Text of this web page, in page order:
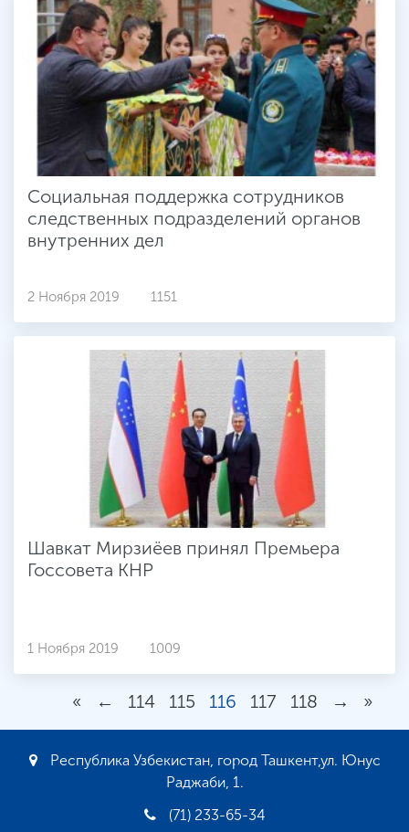
Социальная поддержка сотрудников
следственных подразделений органов
внутренних дел
2 Ноября 2019 1151
Шавкат Мирзиёев принял Премьера
Госсовета КНР
1 Ноября 2019 1009
« ← 114 115 116 117 118 → »
Республика Узбекистан, город Ташкент,ул. Юнус
Раджаби, 1.
(71) 233-65-34